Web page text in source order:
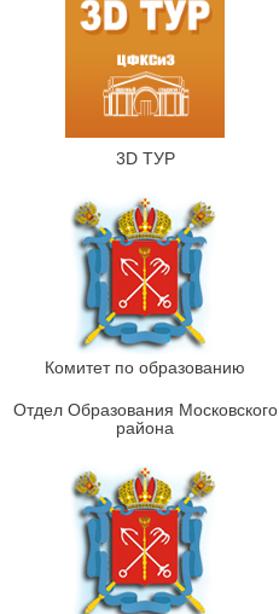
3D ТУР
Комитет по образованию
Отдел Образования Московского
района